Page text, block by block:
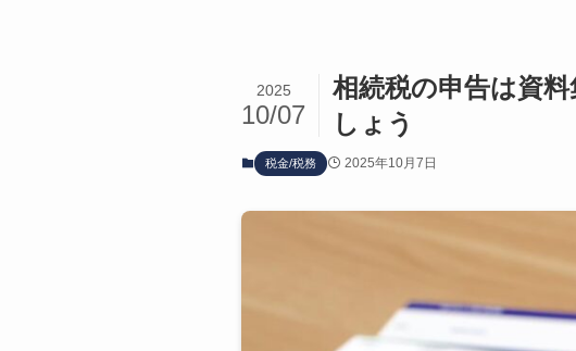
相続税の申告は資
しょう
2025
10/07
税金/税務 2025年10月7日